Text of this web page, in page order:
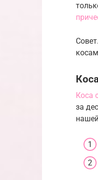
Коса
за